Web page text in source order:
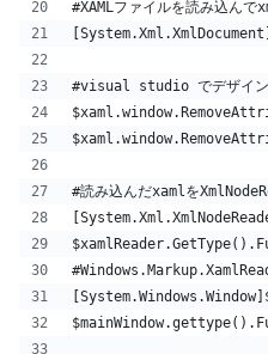
#XAMLファイルを読み込んで
#visual studio でデザイン
#読み込んだxamlを